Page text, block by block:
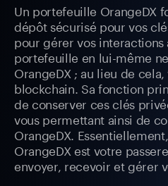
Un portefeuille OrangeDX
dépôt sécurisé pour vos
pour gérer vos interactions
portefeuille en lui-même
OrangeDX ; au lieu de
blockchain. Sa fonction
de conserver ces clés
vous permettant ainsi de
OrangeDX.
OrangeDX est votre
envoyer, recevoir et gérer